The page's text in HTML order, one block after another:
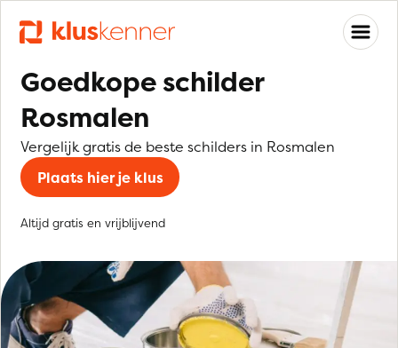
Goedkope schilder
Rosmalen
Vergelijk gratis de beste schilders in Rosmalen
Plaats hier je klus
Altijd gratis en vrijblijvend